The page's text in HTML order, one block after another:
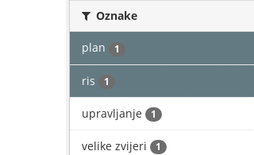
Oznake
plan 1
ris 1
upravljanje 1
velike zvijeri 1